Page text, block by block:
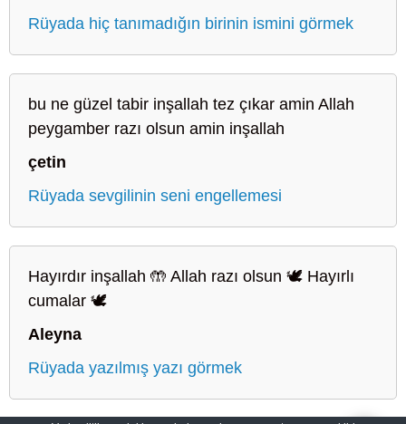
Rüyada hiç tanımadığın birinin ismini görmek
bu ne güzel tabir inşallah tez çıkar amin Allah
peygamber razı olsun amin inşallah
çetin
Rüyada sevgilinin seni engellemesi
Hayırdır inşallah 🤲 Allah razı olsun 🕊️ Hayırlı
cumalar 🕊️
Aleyna
Rüyada yazılmış yazı görmek